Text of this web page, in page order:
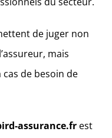
de juger non
mais
de besoin de
assurance.fr est